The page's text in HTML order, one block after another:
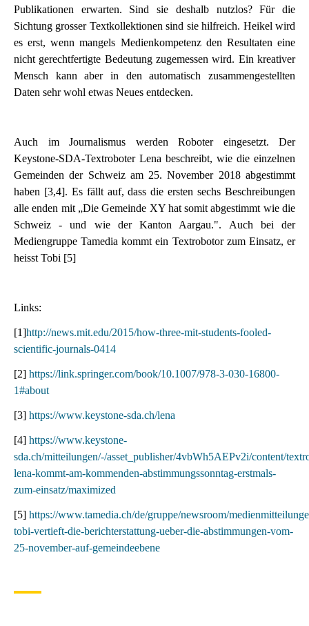
Publikationen erwarten. Sind sie deshalb nutzlos? Für die
Sichtung grosser Textkollektionen sind sie hilfreich. Heikel wird
es erst, wenn mangels Medienkompetenz den Resultaten eine
nicht gerechtfertigte Bedeutung zugemessen wird. Ein kreativer
Mensch kann aber in den automatisch zusammengestellten
Daten sehr wohl etwas Neues entdecken.
Auch im Journalismus werden Roboter eingesetzt. Der
Keystone-SDA-Textroboter Lena beschreibt, wie die einzelnen
Gemeinden der Schweiz am 25. November 2018 abgestimmt
haben [3,4]. Es fällt auf, dass die ersten sechs Beschreibungen
alle enden mit „Die Gemeinde XY hat somit abgestimmt wie die
Schweiz - und wie der Kanton Aargau.". Auch bei der
Mediengruppe Tamedia kommt ein Textrobotor zum Einsatz, er
heisst Tobi [5]
Links:
[1]http://news.mit.edu/2015/how-three-mit-students-fooled-
scientific-journals-0414
[2] https://link.springer.com/book/10.1007/978-3-030-16800-
1#about
[3] https://www.keystone-sda.ch/lena
[4] https://www.keystone-
sda.ch/mitteilungen/-/asset_publisher/4vbWh5AEPv2i/content/
lena-kommt-am-kommenden-abstimmungssonntag-erstmals-
zum-einsatz/maximized
[5] https://www.tamedia.ch/de/gruppe/newsroom/
tobi-vertieft-die-berichterstattung-ueber-die-abstimmungen-vom-
25-november-auf-gemeindeebene